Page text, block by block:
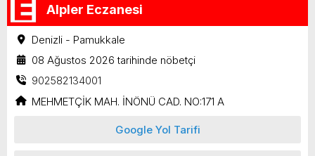
Alpler Eczanesi
Denizli - Pamukkale
08 Ağustos 2026 tarihinde nöbetçi
902582134001
MEHMETÇİK MAH. İNÖNÜ CAD. NO:171 A
Google Yol Tarifi